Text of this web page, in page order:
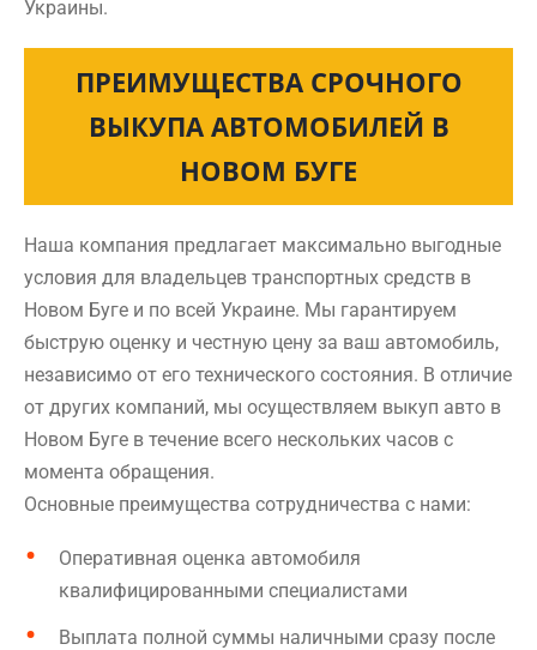
Украины.
ПРЕИМУЩЕСТВА СРОЧНОГО
ВЫКУПА АВТОМОБИЛЕЙ В
НОВОМ БУГЕ
Наша компания предлагает максимально выгодные
условия для владельцев транспортных средств в
Новом Буге и по всей Украине. Мы гарантируем
быструю оценку и честную цену за ваш автомобиль,
независимо от его технического состояния. В отличие
от других компаний, мы осуществляем выкуп авто в
Новом Буге в течение всего нескольких часов с
момента обращения.
Основные преимущества сотрудничества с нами:
Оперативная оценка автомобиля
квалифицированными специалистами
Выплата полной суммы наличными сразу после